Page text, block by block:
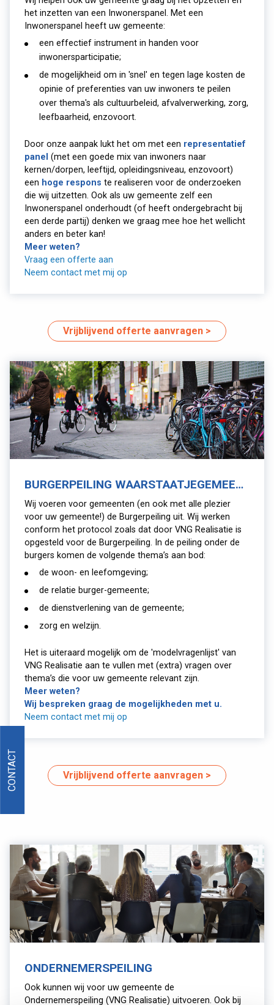
CONTACT
het inzetten van een Inwonerspanel. Met een
Inwonerspanel heeft uw gemeente:
een effectief instrument in handen voor
inwonersparticipatie;
de mogelijkheid om in 'snel' en tegen lage kosten de
opinie of preferenties van uw inwoners te peilen
over thema's als cultuurbeleid, afvalverwerking, zorg,
leefbaarheid, enzovoort.
Door onze aanpak lukt het om met een representatief
panel (met een goede mix van inwoners naar
kernen/dorpen, leeftijd, opleidingsniveau, enzovoort)
een hoge respons te realiseren voor de onderzoeken
die wij uitzetten. Ook als uw gemeente zelf een
Inwonerspanel onderhoudt (of heeft ondergebracht bij
een derde partij) denken we graag mee hoe het wellicht
anders en beter kan!
Meer weten?
Vraag een offerte aan
Neem contact met mij op
Vrijblijvend offerte aanvragen
BURGERPEILING WAARSTAATJEGEMEENTE.NL
Wij voeren voor gemeenten (en ook met alle plezier
voor uw gemeente!) de Burgerpeiling uit. Wij werken
conform het protocol zoals dat door VNG Realisatie is
opgesteld voor de Burgerpeiling. In de peiling onder de
burgers komen de volgende thema’s aan bod:
de woon- en leefomgeving;
de relatie burger-gemeente;
de dienstverlening van de gemeente;
zorg en welzijn.
Het is uiteraard mogelijk om de 'modelvragenlijst' van
VNG Realisatie aan te vullen met (extra) vragen over
thema’s die voor uw gemeente relevant zijn.
Meer weten?
Wij bespreken graag de mogelijkheden met u.
Neem contact met mij op
Vrijblijvend offerte aanvragen
ONDERNEMERSPEILING
Ook kunnen wij voor uw gemeente de
Ondernemerspeiling (VNG Realisatie) uitvoeren. Ook bij